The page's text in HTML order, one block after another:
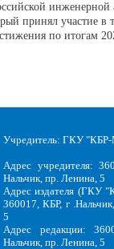
инженерной
принял участие в
по итогам
Учредитель: ГКУ
Адрес учредителя:
Нальчик, пр. Ленина, 5
Адрес издателя (ГКУ
360017, КБР, г
5
Адрес редакции:
Нальчик, пр. Ленина, 5